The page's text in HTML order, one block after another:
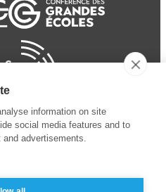
information on site
social media features and to
advertisements.